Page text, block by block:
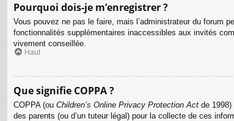
Pourquoi dois-je m’enregistrer ?
Vous pouvez ne pas le faire, mais l’administrateur du forum
fonctionnalités supplémentaires inaccessibles aux invités
vivement conseillée.
Haut
Que signifie COPPA ?
COPPA (ou Children’s Online Privacy Protection Act de
des parents (ou d’un tuteur légal) pour la collecte de ces